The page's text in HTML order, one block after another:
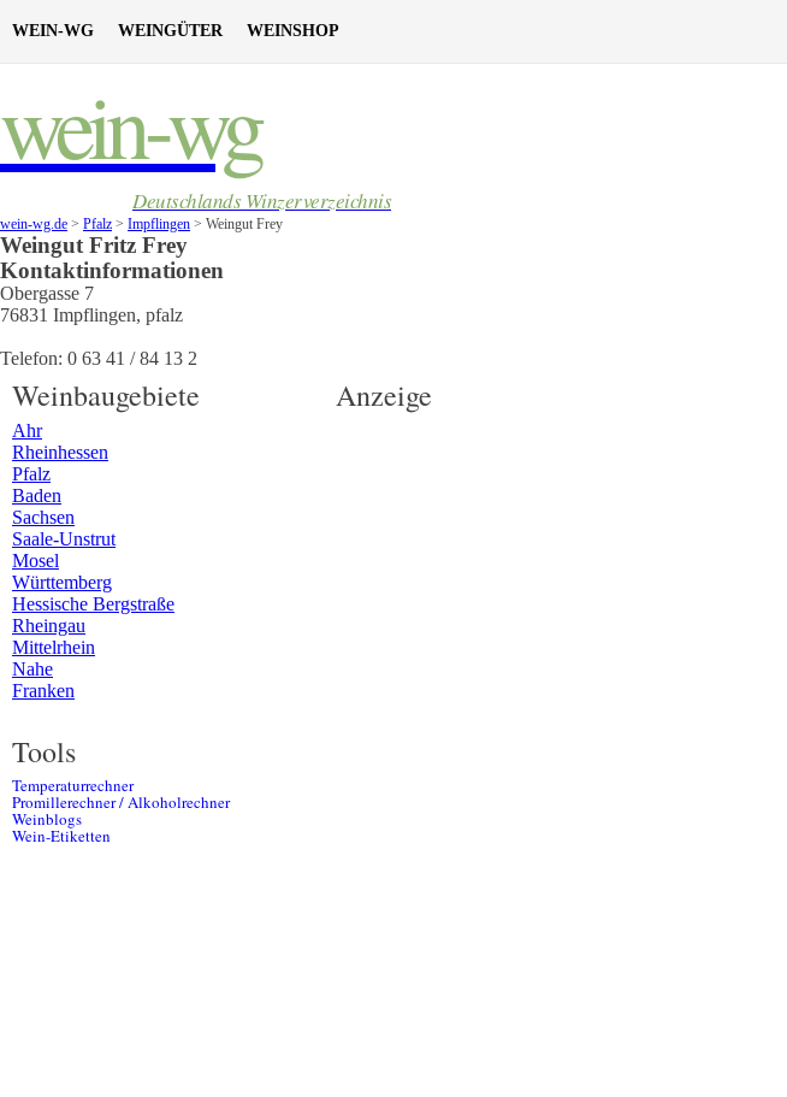
WEIN-WG WEINGÜTER WEINSHOP
wein-wg
Deutschlands Winzerverzeichnis
wein-wg.de > Pfalz > Impflingen > Weingut Frey
Weingut Fritz Frey
Kontaktinformationen
Obergasse 7
76831 Impflingen, pfalz
Telefon: 0 63 41 / 84 13 2
Weinbaugebiete
Ahr
Rheinhessen
Pfalz
Baden
Sachsen
Saale-Unstrut
Mosel
Württemberg
Hessische Bergstraße
Rheingau
Mittelrhein
Nahe
Franken
Tools
Temperaturrechner
Promillerechner / Alkoholrechner
Weinblogs
Wein-Etiketten
Anzeige